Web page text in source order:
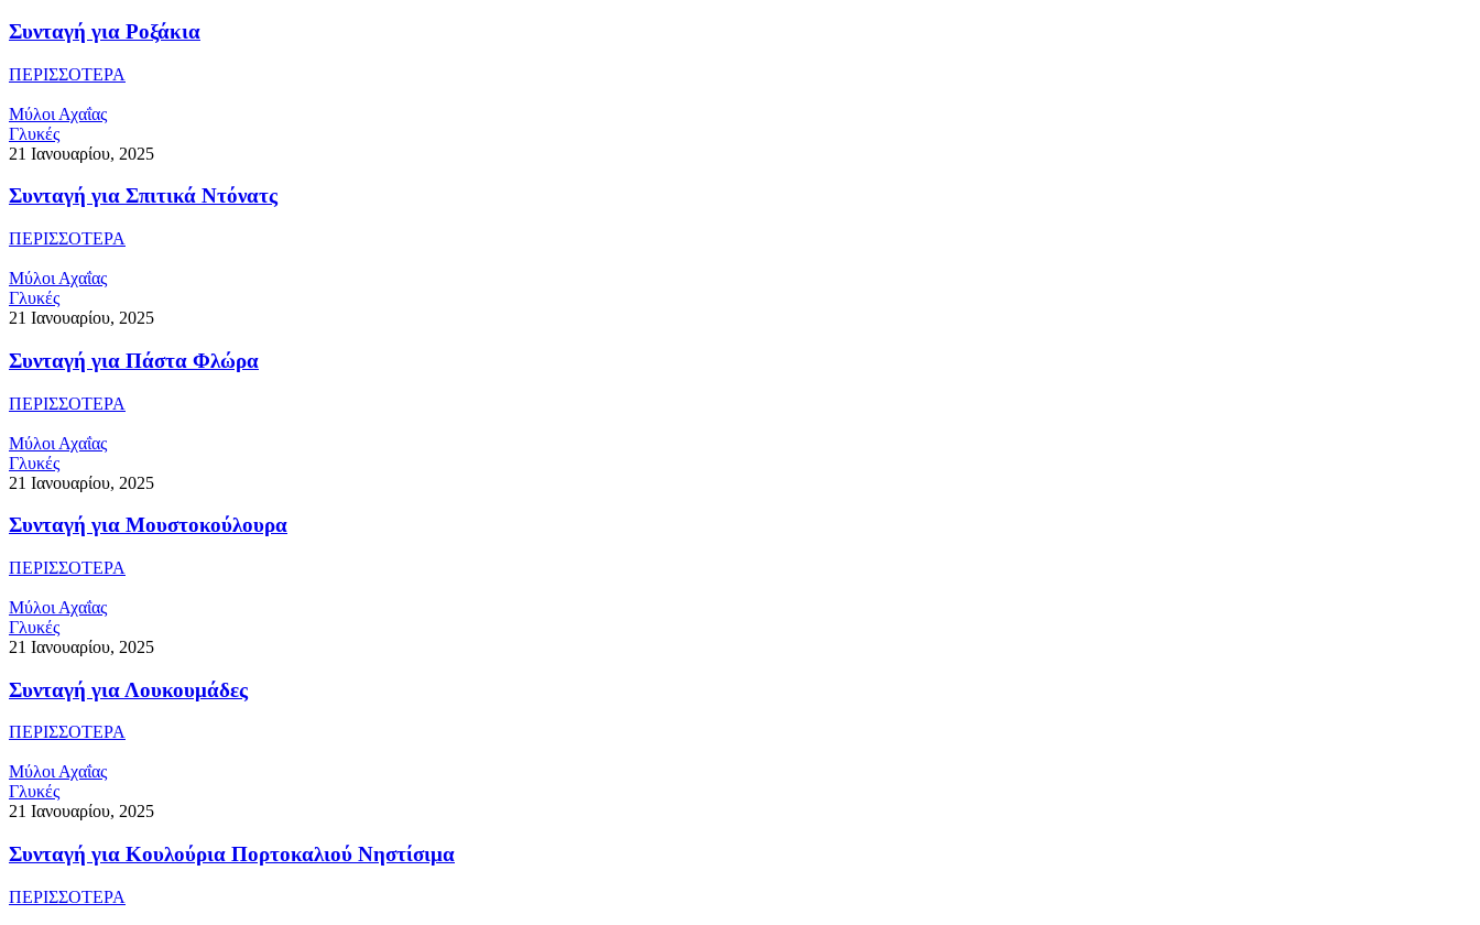
Συνταγή για Ροξάκια
ΠΕΡΙΣΣΟΤΕΡΑ
Μύλοι Αχαΐας
Γλυκές
21 Ιανουαρίου, 2025
Συνταγή για Σπιτικά Ντόνατς
ΠΕΡΙΣΣΟΤΕΡΑ
Μύλοι Αχαΐας
Γλυκές
21 Ιανουαρίου, 2025
Συνταγή για Πάστα Φλώρα
ΠΕΡΙΣΣΟΤΕΡΑ
Μύλοι Αχαΐας
Γλυκές
21 Ιανουαρίου, 2025
Συνταγή για Μουστοκούλουρα
ΠΕΡΙΣΣΟΤΕΡΑ
Μύλοι Αχαΐας
Γλυκές
21 Ιανουαρίου, 2025
Συνταγή για Λουκουμάδες
ΠΕΡΙΣΣΟΤΕΡΑ
Μύλοι Αχαΐας
Γλυκές
21 Ιανουαρίου, 2025
Συνταγή για Κουλούρια Πορτοκαλιού Νηστίσιμα
ΠΕΡΙΣΣΟΤΕΡΑ